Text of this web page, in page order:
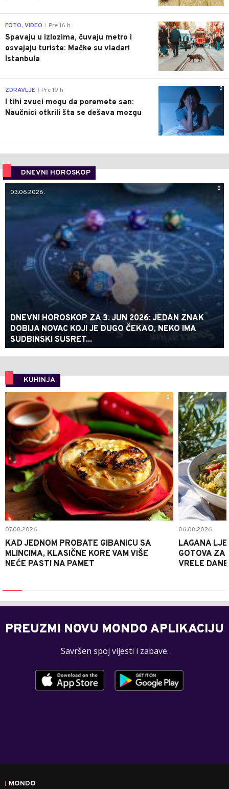
0
FOTO, VIDEO Pre 16 h
Spavaju u izlozima, čuvaju metro i
osvajaju turiste: Mačke su vladari
Istanbula
0
ZDRAVLJE Pre 19 h
I tihi zvuci mogu da poremete san:
Naučnici otkrili šta se dešava mozgu
DNEVNI HOROSKOP
0
03.06.2026.
DNEVNI HOROSKOP ZA 3. JUN 2026: JEDAN ZNAK
DOBIJA NOVAC KOJI JE DUGO ČEKAO, NEKO IMA
SUDBINSKI SUSRET...
KUHINJA
0
07.08.2026.
KAD JEDNOM PROBATE GIBANICU SA
MLINCIMA, KLASIČNE KORE VAM VIŠE
NEĆE PASTI NA PAMET
06.08.2026.
LAGANA
GOTOVA ZA
VRELE DANE
PREUZMI NOVU MONDO APLIKACIJU
Savršen spoj vijesti i zabave.
MONDO